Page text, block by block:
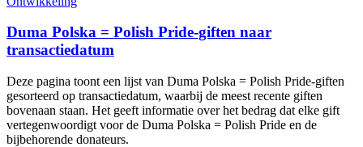
Duma Polska = Polish Pride-giften naar
transactiedatum
Deze pagina toont een lijst van Duma Polska = Polish Pride-giften
gesorteerd op transactiedatum, waarbij de meest recente giften
bovenaan staan. Het geeft informatie over het bedrag dat elke gift
vertegenwoordigt voor de Duma Polska = Polish Pride en de
bijbehorende donateurs.